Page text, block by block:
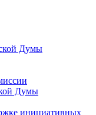
Думы
Думы
инициативных